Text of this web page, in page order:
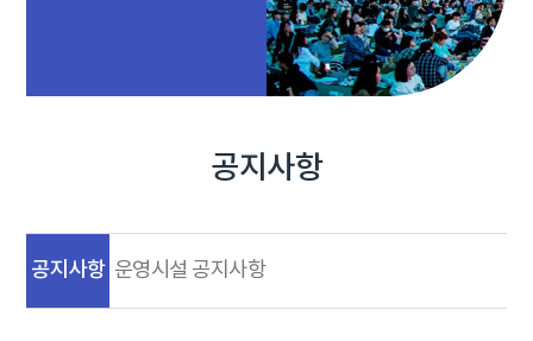
공지사항
공지사항 운영시설 공지사항